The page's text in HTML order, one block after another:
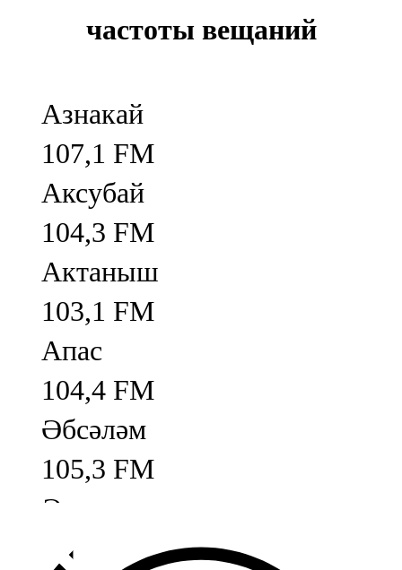
частоты вещаний
Азнакай
107,1 FM
Аксубай
104,3 FM
Актаныш
103,1 FM
Апас
104,4 FM
Әбсәләм
105,3 FM
Әлмәт
92,9 FM